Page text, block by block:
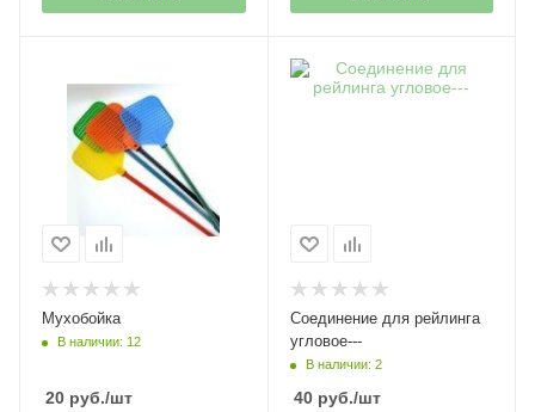
Мухобойка
В наличии: 12
20 руб./шт
Соединение для рейлинга
угловое---
В наличии: 2
40руб./шт